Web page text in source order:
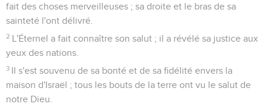
fait des choses merveilleuses ; sa droite et le bras de sa
sainteté l'ont délivré.
2 L'Éternel a fait connaître son salut ; il a révélé sa justice aux
yeux des nations.
3 Il s'est souvenu de sa bonté et de sa fidélité envers la
maison d'Israël ; tous les bouts de la terre ont vu le salut de
notre Dieu.